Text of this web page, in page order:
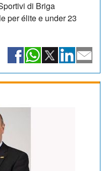
di Briga
per élite e under 23